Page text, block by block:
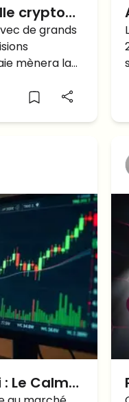
crypto
?de grands
mènera la
Le Calme